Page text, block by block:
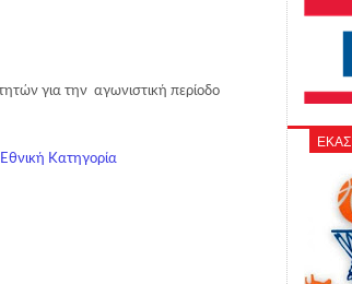
για την αγωνιστική περίοδο
Κατηγορία